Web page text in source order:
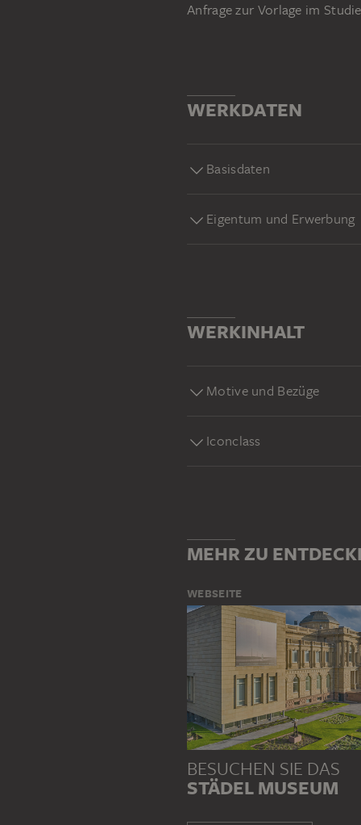
Anfrage zur Vorlage im
WERKDATEN
Basisdaten
Eigentum und Erwerbung
WERKINHALT
Motive und Bezüge
Iconclass
MEHR ZU
WEBSEITE
BESUCHEN SIE DAS
STÄDEL MUSEUM